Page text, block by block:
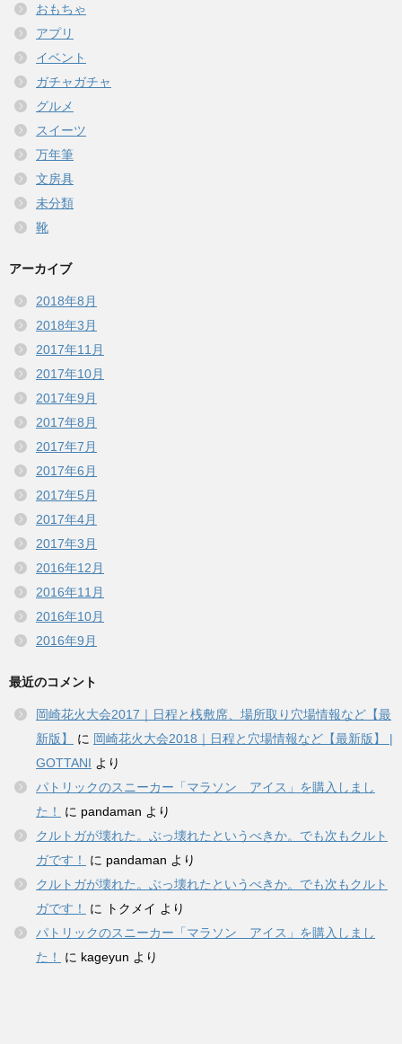
おもちゃ
アプリ
イベント
ガチャガチャ
グルメ
スイーツ
万年筆
文房具
未分類
靴
アーカイブ
2018年8月
2018年3月
2017年11月
2017年10月
2017年9月
2017年8月
2017年7月
2017年6月
2017年5月
2017年4月
2017年3月
2016年12月
2016年11月
2016年10月
2016年9月
最近のコメント
岡崎花火大会2017｜日程と桟敷席、場所取り穴場情報など【最
新版】
に 岡崎花火大会2018｜日程と穴場情報など【最新版】 |
GOTTANI より
パトリックのスニーカー「マラソン アイス」を購入しまし
た！
に pandaman より
クルトガが壊れた。ぶっ壊れたというべきか。でも次もクルト
ガです！
に pandaman より
クルトガが壊れた。ぶっ壊れたというべきか。でも次もクルト
ガです！
に トクメイ より
パトリックのスニーカー「マラソン アイス」を購入しまし
た！
に kageyun より